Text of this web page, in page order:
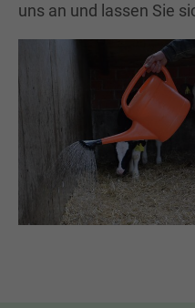
uns an und lassen Sie